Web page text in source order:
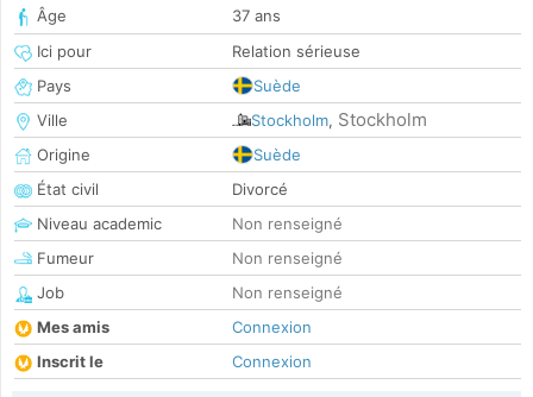
Âge
37 ans
Ici pour
Relation sérieuse
Pays
Suède
Ville
Stockholm, Stockholm
Origine
Suède
État civil
Divorcé
Niveau academic
Non renseigné
Fumeur
Non renseigné
Job
Non renseigné
Mes amis
Connexion
Inscrit le
Connexion